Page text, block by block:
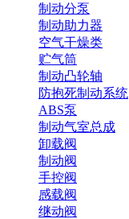
制动分泵
制动助力器
空气干燥类
贮气筒
制动凸轮轴
防抱死制动系统
ABS泵
制动气室总成
卸载阀
制动阀
手控阀
感载阀
继动阀